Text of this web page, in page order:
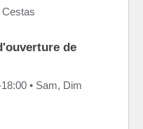
de
• Sam, Dim